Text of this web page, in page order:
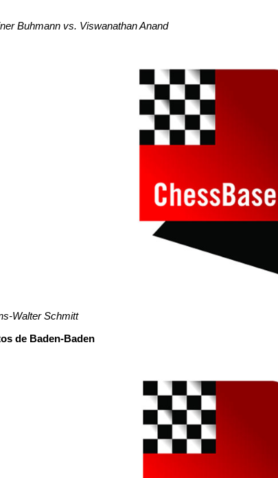
Buhmann vs. Viswanathan Anand
Walter Schmitt
de Baden-Baden